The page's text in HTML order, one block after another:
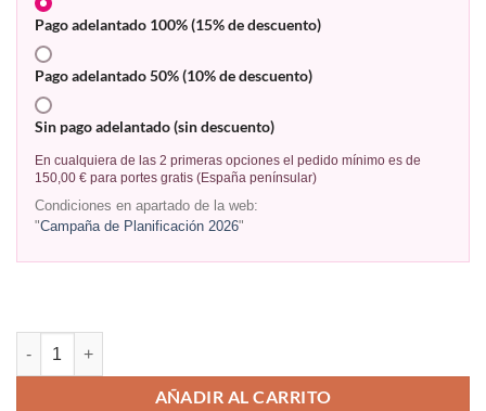
Pago adelantado 100% (15% de descuento)
Pago adelantado 50% (10% de descuento)
Sin pago adelantado (sin descuento)
En cualquiera de las 2 primeras opciones el pedido mínimo es de
150,00 € para portes gratis (España penínsular)
Condiciones en apartado de la web:
"Campaña de Planificación 2026"
AÑADIR AL CARRITO